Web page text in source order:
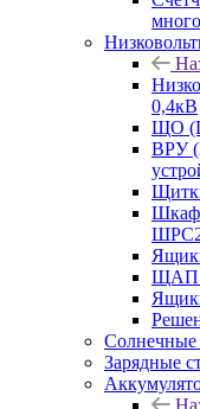
0,4кВ
ЩО
ВРУ
ЩАП
Солнечные
Зарядные